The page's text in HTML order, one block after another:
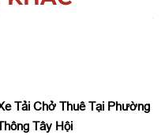
Tải Chở Thuê Tại Phường
Tây Hội